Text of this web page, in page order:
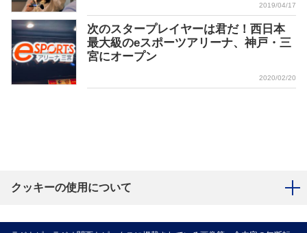
2019/04/17
次のスタープレイヤーは君だ！西日本
最大級のeスポーツアリーナ、神戸・三
宮にオープン
2020/02/20
クッキーの使用について